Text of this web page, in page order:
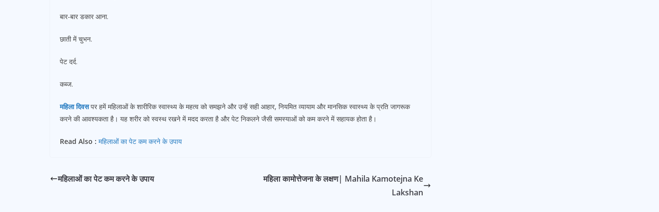
बार-बार डकार आना.
छाती में चुभन.
पेट दर्द.
कब्ज.
महिला दिवसपर हमें महिलाओं के शारीरिक स्वास्थ्य के महत्व को समझने और उन्हें सही आहार, नियमित व्यायाम और मानसिक स्वास्थ्य के प्रति जागरूक
करने की आवश्यकता है। यह शरीर को स्वस्थ रखने में मदद करता है और पेट निकलने जैसी समस्याओं को कम करने में सहायक होता है।
Read Also : महिलाओं का पेट कम करने के उपाय
महिलाओं का पेट कम करने के उपाय
महिला कामोत्तेजना के लक्षण| Mahila Kamotejna Ke
Lakshan